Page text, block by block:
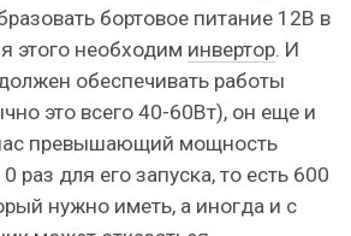
бортовое питание 12В в
этого необходим инвертор . И
обеспечивать работы
это всего 40-60Вт), он еще и
превышающий мощность
раз для его запуска, то есть 600
нужно иметь, а иногда и с